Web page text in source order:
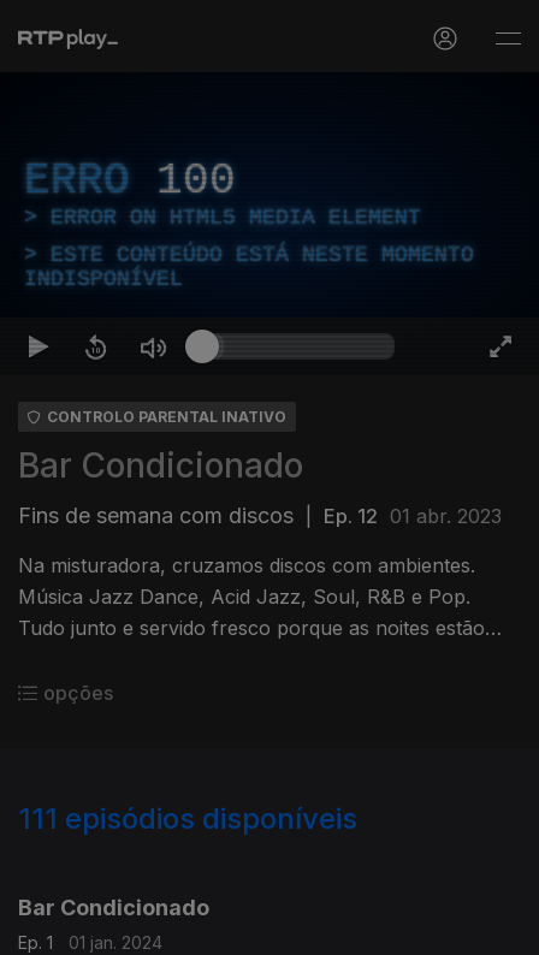
ERRO 100
ERROR ON HTML5 MEDIA ELEMENT
ESTE CONTEÚDO ESTÁ NESTE MOMENTO
INDISPONÍVEL
CONTROLO PARENTAL INATIVO
Bar Condicionado
Fins de semana com discos Ep. 12 01 abr. 2023
Na misturadora, cruzamos discos com ambientes.
Música Jazz Dance, Acid Jazz, Soul, R&B e Pop.
Tudo junto e servido fresco porque as noites estão
opções
111 episódios disponíveis
Bar Condicionado
Ep. 1
01 jan. 2024